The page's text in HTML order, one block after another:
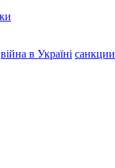
війна в Україні санкции